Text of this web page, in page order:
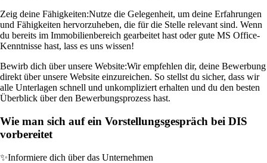
Zeig deine Fähigkeiten:Nutze die Gelegenheit, um deine Erfahrungen
und Fähigkeiten hervorzuheben, die für die Stelle relevant sind. Wenn
du bereits im Immobilienbereich gearbeitet hast oder gute MS Office-
Kenntnisse hast, lass es uns wissen!
Bewirb dich über unsere Website:Wir empfehlen dir, deine Bewerbung
direkt über unsere Website einzureichen. So stellst du sicher, dass wir
alle Unterlagen schnell und unkompliziert erhalten und du den besten
Überblick über den Bewerbungsprozess hast.
Wie man sich auf ein Vorstellungsgespräch bei DIS
vorbereitet
✨Informiere dich über das Unternehmen